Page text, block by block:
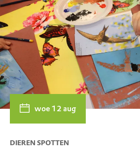
woe 12 aug
DIEREN SPOTTEN